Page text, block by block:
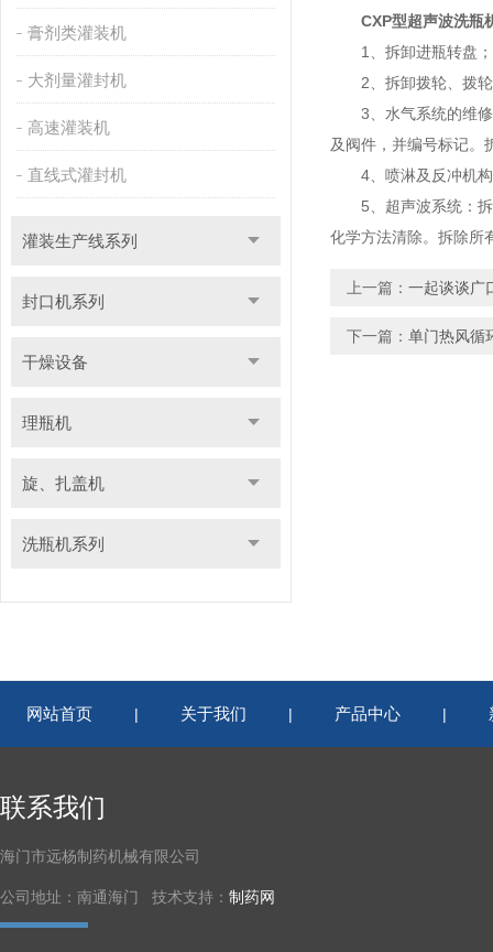
膏剂类灌装机
大剂量灌封机
高速灌装机
直线式灌封机
灌装生产线系列
封口机系列
干燥设备
理瓶机
旋、扎盖机
洗瓶机系列
CXP型超声波洗瓶
1、拆卸进瓶转盘；
2、拆卸拨轮、拨轮
3、水气系统的维修
及阀件，并编号标记。
4、喷淋及反冲机构
5、超声波系统：拆
化学方法清除。拆除所
上一篇： 一起谈谈广
下一篇： 单门热风循
网站首页 | 关于我们 | 产品中心 |
联系我们
海门市远杨制药机械有限公司
公司地址：南通海门 技术支持： 制药网